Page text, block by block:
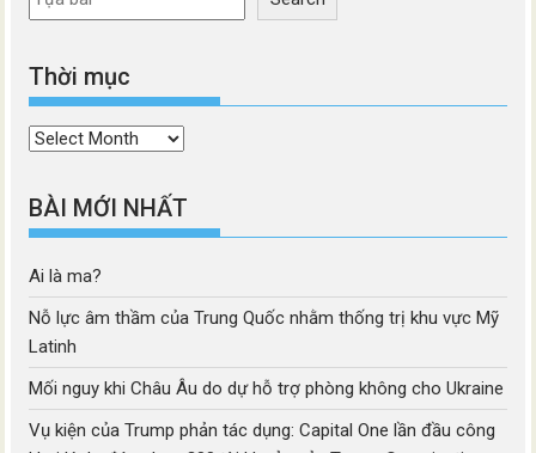
Thời mục
Thời
BÀI MỚI NHẤT
Ai là ma?
Nỗ lực âm thầm của Trung Quốc nhằm thống trị khu vực Mỹ
Latinh
Mối nguy khi Châu Âu do dự hỗ trợ phòng không cho Ukraine
Vụ kiện của Trump phản tác dụng: Capital One lần đầu công